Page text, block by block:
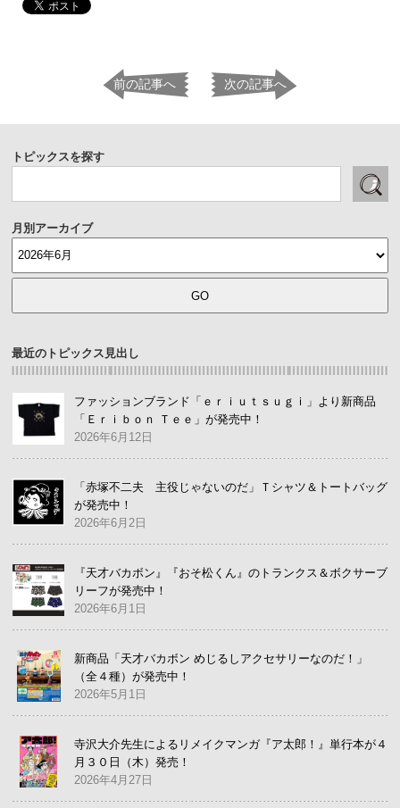
前の記事へ 次の記事へ
トピックスを探す
月別アーカイブ
最近のトピックス見出し
ファッションブランド「ｅｒｉｕｔｓｕｇｉ」より新商品
「Ｅｒｉｂｏｎ Ｔｅｅ」が発売中！
2026年6月12日
「赤塚不二夫 主役じゃないのだ」Ｔシャツ＆トートバッグ
が発売中！
2026年6月2日
『天才バカボン』『おそ松くん』のトランクス＆ボクサーブ
リーフが発売中！
2026年6月1日
新商品「天才バカボン めじるしアクセサリーなのだ！」
（全４種）が発売中！
2026年5月1日
寺沢大介先生によるリメイクマンガ『ア太郎！』単行本が４
月３０日（木）発売！
2026年4月27日